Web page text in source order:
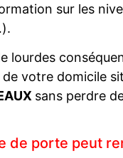
sur les
lourdes
votre domicile
sans perdre
de porte peut